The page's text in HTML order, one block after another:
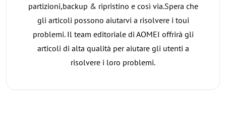
partizioni,backup & ripristino e così via.Spera che
gli articoli possono aiutarvi a risolvere i toui
problemi. Il team editoriale di AOMEI offrirà gli
articoli di alta qualità per aiutare gli utenti a
risolvere i loro problemi.